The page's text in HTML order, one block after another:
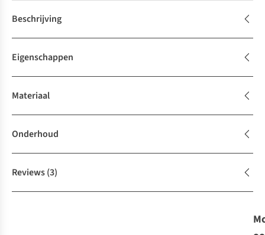
Beschrijving
Eigenschappen
Materiaal
Onderhoud
Reviews(3)